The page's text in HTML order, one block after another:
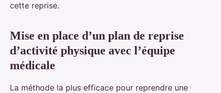
cette reprise.
Mise en place d’un plan de reprise
d’activité physique avec l’équipe
médicale
La méthode la plus efficace pour reprendre une